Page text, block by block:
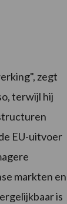
zegt
terwijl hij
EU-uitvoer
markten en
is